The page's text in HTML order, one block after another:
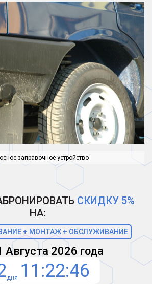
заправочное устройство
СКИДКУ 5%
НА:
+ МОНТАЖ + ОБСЛУЖИВАНИЕ
Августа 2026 года
дня 11 22 45